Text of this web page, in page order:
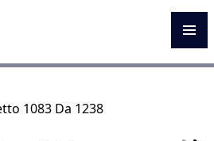
1083 Da 1238